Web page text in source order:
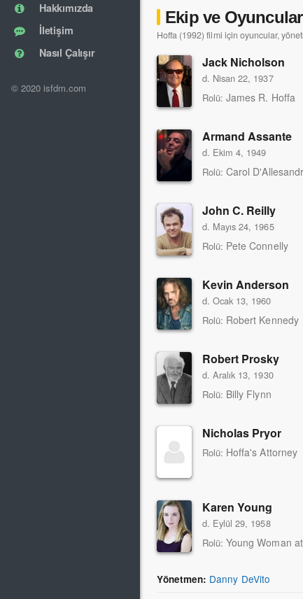
Hakkımızda
İletişim
Nasıl Çalışır
© 2020 isfdm.com
Ekip ve Oyuncular
Hoffa (1992) filmi için oyuncular,
Jack Nicholson
d. Nisan 22, 1937
Rolü: James R. Hoffa
Armand Assante
d. Ekim 4, 1949
Rolü: Carol
John C. Reilly
d. Mayıs 24, 1965
Rolü: Pete Connelly
Kevin Anderson
d. Ocak 13, 1960
Rolü: Robert Kennedy
Robert Prosky
d. Aralık 13, 1930
Rolü: Billy Flynn
Nicholas Pryor
Rolü: Hoffa's Attorney
Karen Young
d. Eylül 29, 1958
Rolü: Young Woman
Yönetmen: Danny DeVito